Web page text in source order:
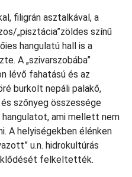
filigrán asztalkával, a
„pisztácia”zöldes színű
hangulatú hall is a
A „szivarszobába”
lévő fahatású és az
burkolt nepáli palakő,
szőnyeg összessége
ami mellett nem
A helyiségekben élénken
u.n. hidrokultúrás
felkeltették.